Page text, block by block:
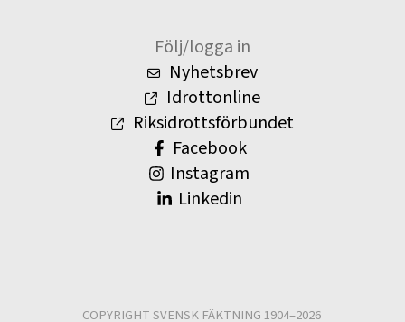
Följ/logga in
Nyhetsbrev
Idrottonline
Riksidrottsförbundet
Facebook
Instagram
Linkedin
COPYRIGHT SVENSK FÄKTNING 1904–2026